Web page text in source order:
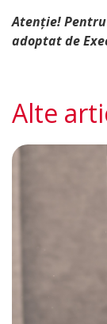
Atenție!
adoptat de
Alte